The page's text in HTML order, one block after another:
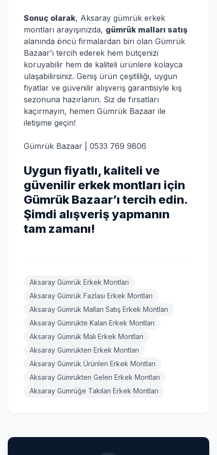
Sonuç olarak, Aksaray gümrük erkek
montları arayışınızda, gümrük malları satış
alanında öncü firmalardan biri olan Gümrük
Bazaar’ı tercih ederek hem bütçenizi
koruyabilir hem de kaliteli ürünlere kolayca
ulaşabilirsiniz. Geniş ürün çeşitliliği, uygun
fiyatlar ve güvenilir alışveriş garantisiyle kış
sezonuna hazırlanın. Siz de fırsatları
kaçırmayın, hemen Gümrük Bazaar ile
iletişime geçin!
Gümrük Bazaar | 0533 769 9806
Uygun fiyatlı, kaliteli ve
güvenilir erkek montları için
Gümrük Bazaar’ı tercih edin.
Şimdi alışveriş yapmanın
tam zamanı!
Aksaray Gümrük Erkek Montları
Aksaray Gümrük Fazlası Erkek Montları
Aksaray Gümrük Malları Satış Erkek Montları
Aksaray Gümrükte Kalan Erkek Montları
Aksaray Gümrük Malı Erkek Montları
Aksaray Gümrükten Erkek Montları
Aksaray Gümrük Ürünleri Erkek Montları
Aksaray Gümrükten Gelen Erkek Montları
Aksaray Gümrüğe Takılan Erkek Montları